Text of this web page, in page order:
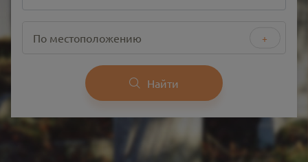
+
По местоположению
Найти